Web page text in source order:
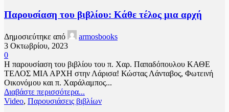
Παρουσίαση του βιβλίου: Κάθε τέλος μια αρχή
Δημοσιεύτηκε από
armosbooks
3 Οκτωβρίου, 2023
0
Η παρουσίαση του βιβλίου του π. Χαρ. Παπαδόπουλου ΚΑΘΕ
ΤΕΛΟΣ ΜΙΑ ΑΡΧΗ στην Λάρισα! Κώστας Λάνταβος, Φωτεινή
Οικονόμου και π. Χαράλαμπος...
Διαβάστε περισσότερα...
Video, Παρουσιάσεις βιβλίων